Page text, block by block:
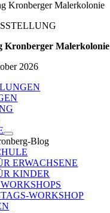
Kronberger Malerkolonie
2026
ERWACHSENE
KINDER
WORKSHOP